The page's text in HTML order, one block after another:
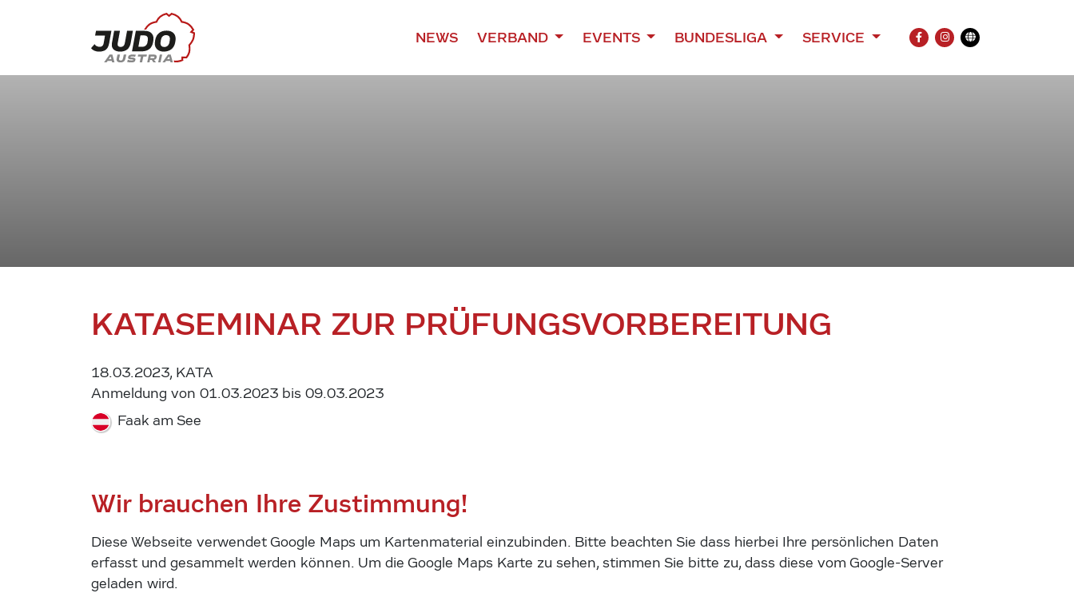
NEWS VERBAND EVENTS BUNDESLIGA SERVICE
FACEBOOK
INSTAGRAM
Übersetzung
KATASEMINAR ZUR PRÜFUNGSVORBEREITUNG
18.03.2023, KATA
Anmeldung von 01.03.2023 bis 09.03.2023
Faak am See
Wir brauchen Ihre Zustimmung!
Diese Webseite verwendet Google Maps um Kartenmaterial einzubinden. Bitte beachten Sie dass hierbei Ihre persönlichen Daten
erfasst und gesammelt werden können. Um die Google Maps Karte zu sehen, stimmen Sie bitte zu, dass diese vom Google-Server
geladen wird.